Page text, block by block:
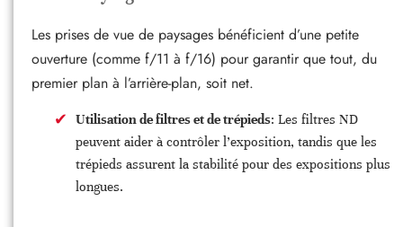
Les prises de vue de paysages bénéficient d’une petite
ouverture (comme f/11 à f/16) pour garantir que tout, du
premier plan à l’arrière-plan, soit net.
Utilisation de filtres et de trépieds: Les filtres ND
peuvent aider à contrôler l’exposition, tandis que les
trépieds assurent la stabilité pour des expositions plus
longues.